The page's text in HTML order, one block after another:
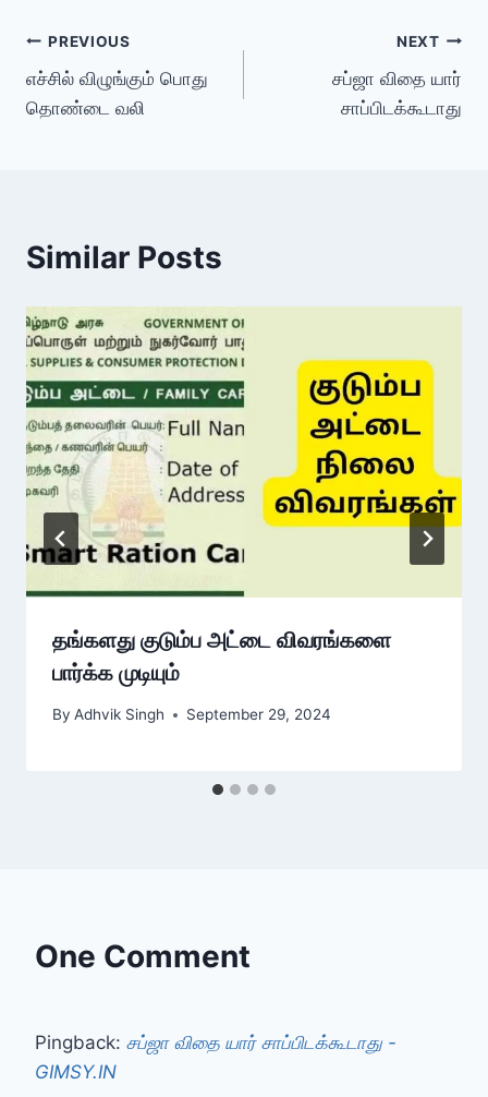
Post
navigation
PREVIOUS
எச்சில் விழுங்கும் பொது
தொண்டை வலி
NEXT
சப்ஜா விதை யார்
சாப்பிடக்கூடாது
Similar Posts
தங்களது குடும்ப அட்டை விவரங்களை
பார்க்க முடியும்
By Adhvik Singh September 29, 2024
One Comment
Pingback: சப்ஜா விதை யார் சாப்பிடக்கூடாது -
GIMSY.IN